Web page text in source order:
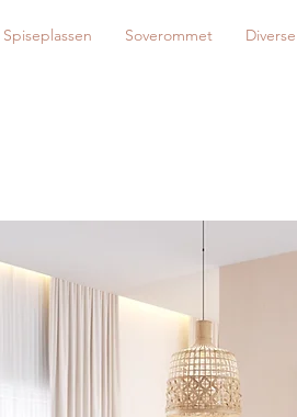
Spiseplassen Soverommet Diverse